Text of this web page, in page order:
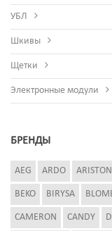
УБЛ
Шкивы
Щетки
Электронные модули
БРЕНДЫ
AEG ARDO ARISTON
BEKO BIRYSA
CAMERON CANDY